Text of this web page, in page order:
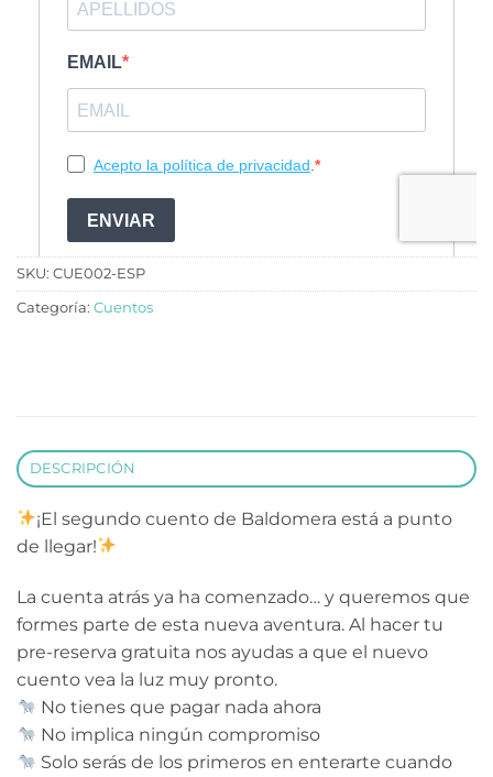
SKU: CUE002-ESP
Categoría: Cuentos
DESCRIPCIÓN
¡El segundo cuento de Baldomera está a punto
de llegar!
La cuenta atrás ya ha comenzado… y queremos que
formes parte de esta nueva aventura. Al hacer tu
pre-reserva gratuita nos ayudas a que el nuevo
cuento vea la luz muy pronto.
No tienes que pagar nada ahora
No implica ningún compromiso
Solo serás de los primeros en enterarte cuando